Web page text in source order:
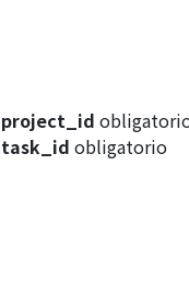
project_id
task_id obligatorio